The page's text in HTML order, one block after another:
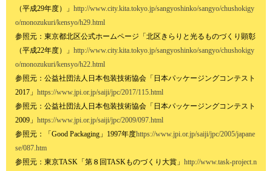
（平成29年度）」 http://www.city.kita.tokyo.jp/sangyoshinko/sangyo/chushokigy
o/monozukuri/kensyo/h29.html
参照元：東京都北区公式ホームページ「北区きらりと光るものづくり顕彰
（平成22年度）」 http://www.city.kita.tokyo.jp/sangyoshinko/sangyo/chushokigy
o/monozukuri/kensyo/h22.html
参照元：公益社団法人日本包装技術協会「日本パッケージングコンテスト
2017」 https://www.jpi.or.jp/saiji/jpc/2017/115.html
参照元：公益社団法人日本包装技術協会「日本パッケージングコンテスト
2009」 https://www.jpi.or.jp/saiji/jpc/2009/097.html
参照元：「Good Packaging」1997年度https://www.jpi.or.jp/saiji/jpc/2005/japane
se/087.htm
参照元：東京TASK「第８回TASKものづくり大賞」 http://www.task-project.n